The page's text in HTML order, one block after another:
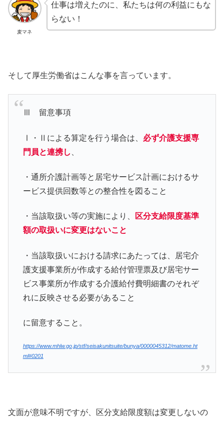
麦マネ
仕事は増えたのに、私たちは何の利益にもな
らない！
そして厚生労働省はこんな事を言っています。
Ⅲ 留意事項
Ⅰ・Ⅱによる算定を行う場合は、 必ず介護支援専
門員と連携し
・通所介護計画等と居宅サービス計画におけるサ
ービス提供回数等との整合性を図ること
・当該取扱い等の実施により、
区分支給限度基準
額の取扱いに変更はないこと
・当該取扱いにおける請求にあたっては、居宅介
護支援事業所が作成する給付管理票及び居宅サー
ビス事業所が作成する介護給付費明細書のそれぞ
れに反映させる必要があること
に留意すること。
https://www.mhlw.go.jp/stf/seisakunitsuite/bunya/0000045312/matome.ht
ml#0201
文面が意味不明ですが、区分支給限度額は変更しないの